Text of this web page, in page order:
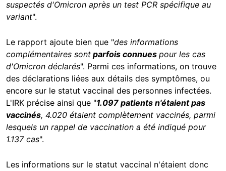
suspectés d'Omicron après un test PCR spécifique au
variant".
Le rapport ajoute bien que "des informations
complémentaires sont parfois connues pour les cas
d'Omicron déclarés". Parmi ces informations, on trouve
des déclarations liées aux détails des symptômes, ou
encore sur le statut vaccinal des personnes infectées.
L'IRK précise ainsi que "1.097 patients n'étaient pas
vaccinés, 4.020 étaient complètement vaccinés, parmi
lesquels un rappel de vaccination a été indiqué pour
1.137 cas".
Les informations sur le statut vaccinal n'étaient donc